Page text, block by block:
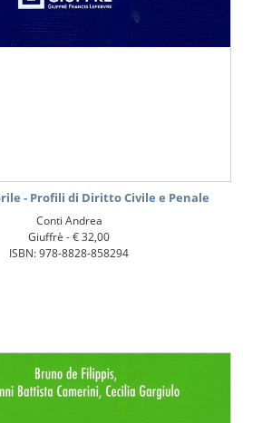
- Profili di Diritto Civile e Penale
Conti Andrea
Giuffrè -€ 32,00
ISBN: 978-8828-858294